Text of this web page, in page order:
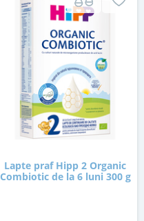
Lapte praf Hipp 2 Organic
Combiotic de la 6 luni 300 g